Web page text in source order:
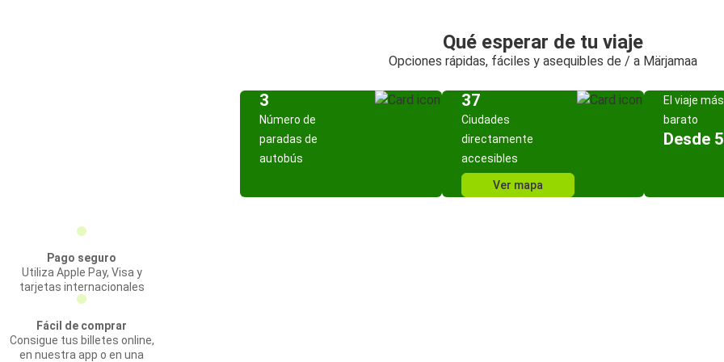
Qué esperar de tu viaje
Opciones rápidas, fáciles y asequibles de / a Märjamaa
3
Número de
paradas de
autobús
37
Ciudades
directamente
accesibles
Ver mapa
El viaje más
barato
Desde
Pago seguro
Utiliza Apple Pay, Visa y
tarjetas internacionales
Fácil de comprar
Consigue tus billetes online,
en nuestra app o en una